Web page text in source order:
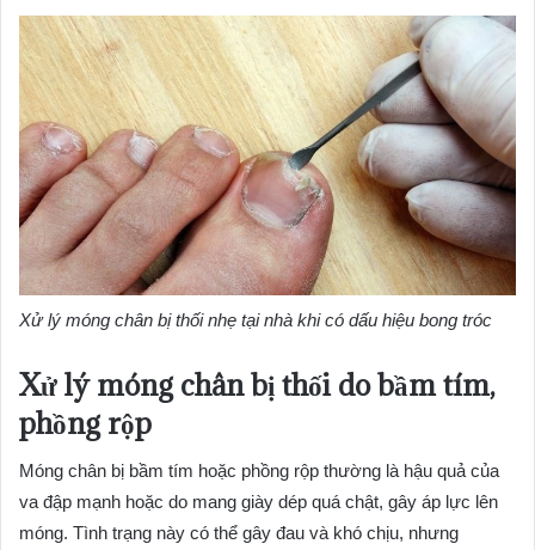
Xử lý móng chân bị thối nhẹ tại nhà khi có dấu hiệu bong tróc
Xử lý móng chân bị thối do bầm tím,
phồng rộp
Móng chân bị bầm tím hoặc phồng rộp thường là hậu quả của
va đập mạnh hoặc do mang giày dép quá chật, gây áp lực lên
móng. Tình trạng này có thể gây đau và khó chịu, nhưng